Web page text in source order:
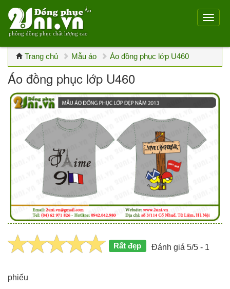
Áo
phông đồng phục chất lượng cao
Trang chủ Mẫu áo Áo đồng phục lớp U460
Áo đồng phục lớp U460
Rất đẹp Đánh giá 5/5 - 1
phiếu